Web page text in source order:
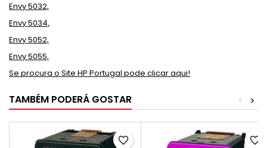
Envy 5032,
Envy 5034,
Envy 5052,
Envy 5055,
Se procura o Site HP Portugal pode clicar aqui!
TAMBÉM PODERÁ GOSTAR >
<
favorite_border favorite_border